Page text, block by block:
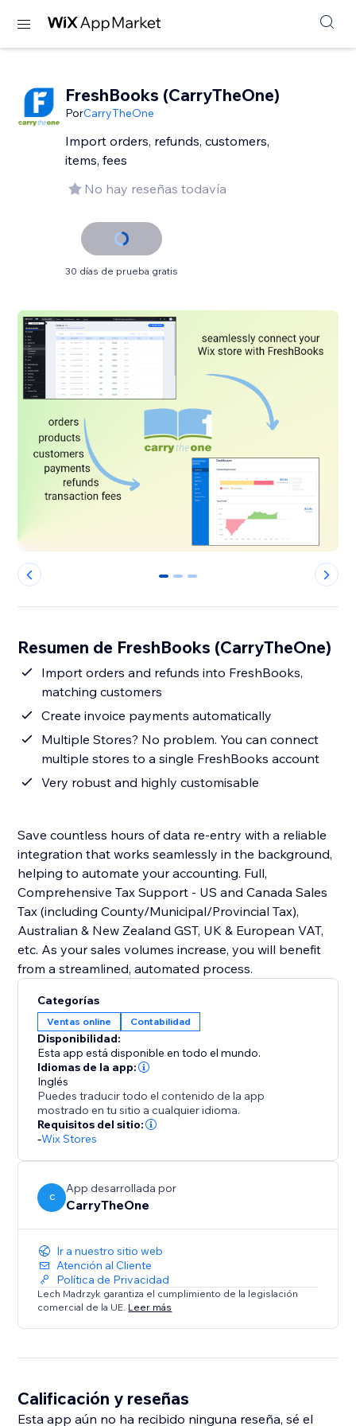
FreshBooks (CarryTheOne)
PorCarryTheOne
Import orders, refunds, customers,
items, fees
No hay reseñas todavía
30 días de prueba gratis
0 1 2
Resumen de FreshBooks (CarryTheOne)
Import orders and refunds into FreshBooks,
matching customers
Create invoice payments automatically
Multiple Stores? No problem. You can connect
multiple stores to a single FreshBooks account
Very robust and highly customisable
Save countless hours of data re-entry with a reliable
integration that works seamlessly in the background,
helping to automate your accounting. Full,
Comprehensive Tax Support - US and Canada Sales
Tax (including County/Municipal/Provincial Tax),
Australian & New Zealand GST, UK & European VAT,
etc. As your sales volumes increase, you will benefit
from a streamlined, automated process.
Categorías
Ventas online Contabilidad
Disponibilidad:
Esta app está disponible en todo el mundo.
Idiomas de la app:
Inglés
Puedes traducir todo el contenido de la app
mostrado en tu sitio a cualquier idioma.
Requisitos del sitio:
-Wix Stores
C
App desarrollada por
CarryTheOne
Ir a nuestro sitio web
Atención al Cliente
Política de Privacidad
Lech Madrzyk garantiza el cumplimiento de la legislación
comercial de la UE. Leer más
Calificación y reseñas
Esta app aún no ha recibido ninguna reseña, sé el